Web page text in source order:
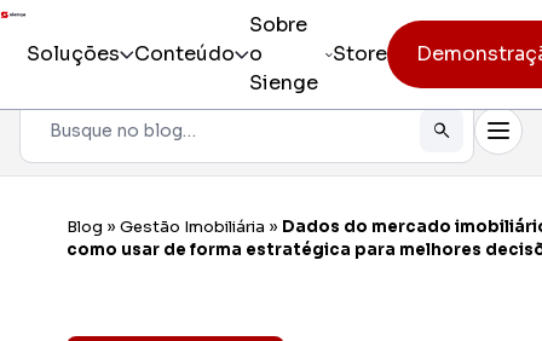
Soluções Conteúdo
Sobre
o
Sienge
Store
Todos os produtos
Incorporação
Pesquisar
Blog » Gestão Imobiliária » Dados do mercado
como usar de forma estratégica para melhores